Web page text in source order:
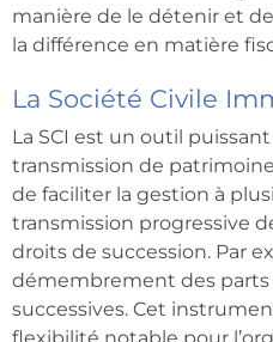
manière de le détenir et
la différence en matière
La Société Civile
La SCI est un outil
transmission de
de faciliter la gestion à
transmission progressive
droits de succession. Par
démembrement des parts
successives. Cet
flexibilité notable pour